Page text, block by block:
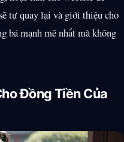
tự quay lại và giới thiệu cho
bá mạnh mẽ nhất mà không
Đồng Tiền Của